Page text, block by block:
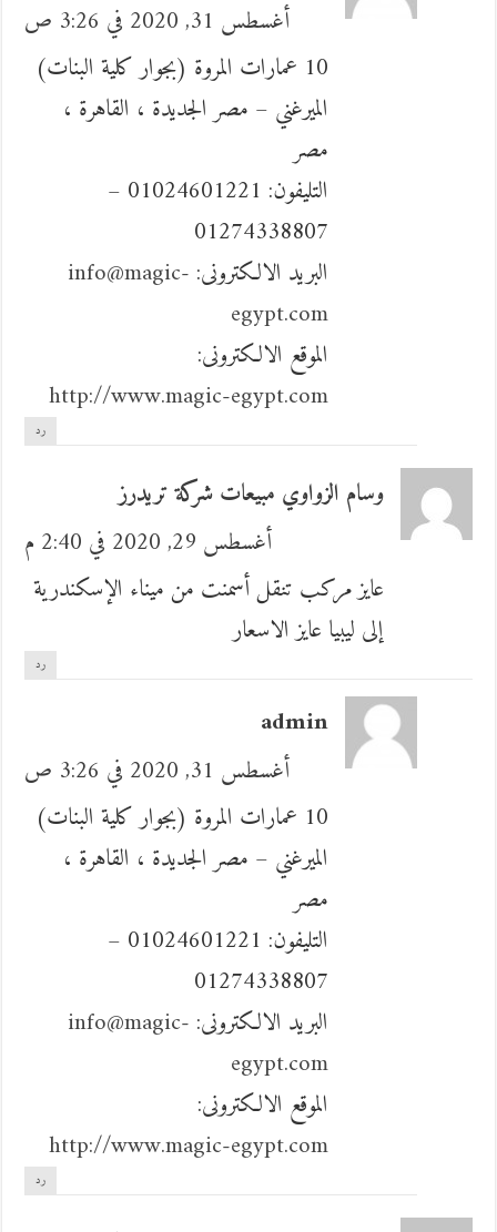
أغسطس 31, 2020 في 3:26 ص
10 عمارات المروة (بجوار كلية البنات)
الميرغني – مصر الجديدة ، القاهرة ،
مصر
التليفون: 01024601221 –
01274338807
البريد الالكترونى: info@magic-
egypt.com
الموقع الالكترونى:
http://www.magic-egypt.com
رد
وسام الزواوي مبيعات شركة تريدرز
أغسطس 29, 2020 في 2:40 م
عايز مركب تنقل أسمنت من ميناء الإسكندرية
إلى ليبيا عايز الاسعار
رد
admin
أغسطس 31, 2020 في 3:26 ص
10 عمارات المروة (بجوار كلية البنات)
الميرغني – مصر الجديدة ، القاهرة ،
مصر
التليفون: 01024601221 –
01274338807
البريد الالكترونى: info@magic-
egypt.com
الموقع الالكترونى:
http://www.magic-egypt.com
رد